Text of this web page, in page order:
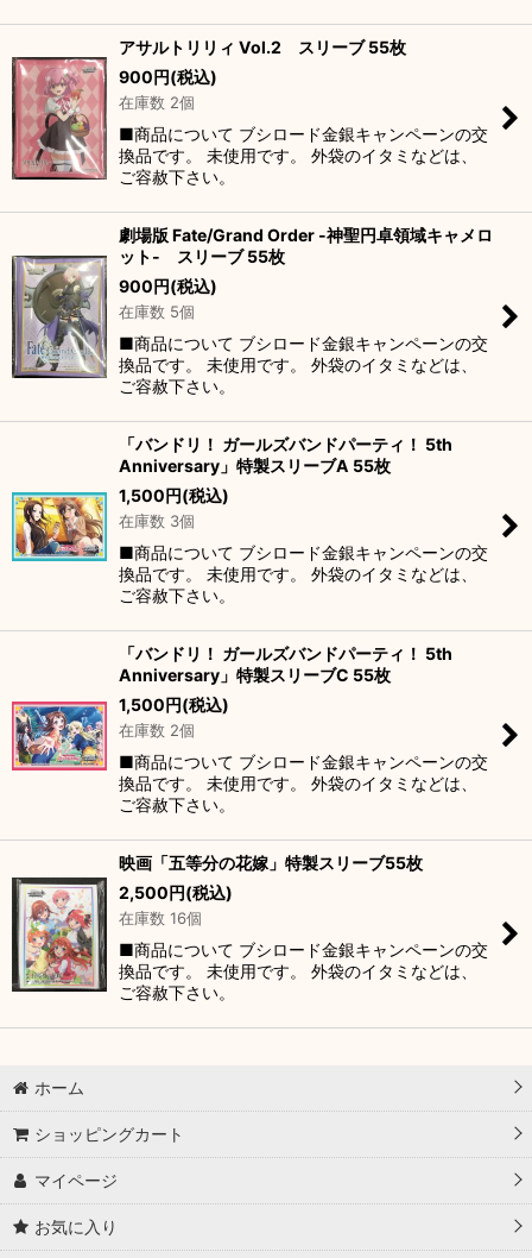
アサルトリリィ Vol.2 スリーブ 55枚
900円(税込)
在庫数 2個
■商品について ブシロード金銀キャンペーンの交
換品です。 未使用です。 外袋のイタミなどは、
ご容赦下さい。
劇場版 Fate/Grand Order -神聖円卓領域キャメロ
ット- スリーブ 55枚
900円(税込)
在庫数 5個
■商品について ブシロード金銀キャンペーンの交
換品です。 未使用です。 外袋のイタミなどは、
ご容赦下さい。
「バンドリ！ ガールズバンドパーティ！ 5th
Anniversary」特製スリーブA 55枚
1,500円(税込)
在庫数 3個
■商品について ブシロード金銀キャンペーンの交
換品です。 未使用です。 外袋のイタミなどは、
ご容赦下さい。
「バンドリ！ ガールズバンドパーティ！ 5th
Anniversary」特製スリーブC 55枚
1,500円(税込)
在庫数 2個
■商品について ブシロード金銀キャンペーンの交
換品です。 未使用です。 外袋のイタミなどは、
ご容赦下さい。
映画「五等分の花嫁」特製スリーブ55枚
2,500円(税込)
在庫数 16個
■商品について ブシロード金銀キャンペーンの交
換品です。 未使用です。 外袋のイタミなどは、
ご容赦下さい。
ホーム
ショッピングカート
マイページ
お気に入り